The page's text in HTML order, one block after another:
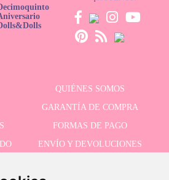
QUIÉNES SOMOS
GARANTÍA DE COMPRA
FORMAS DE PAGO
ENVÍO Y DEVOLUCIONES